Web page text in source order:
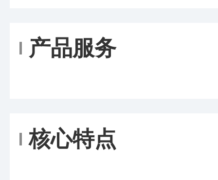
产品服务
核心特点